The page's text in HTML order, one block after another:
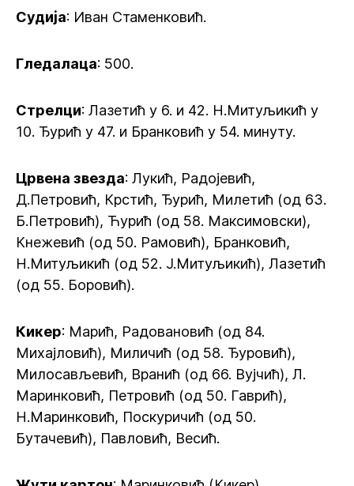
Судија: Иван Стаменковић.
Гледалаца: 500.
Стрелци: Лазетић у 6. и 42. Н.Митуљикић у
10. Ђурић у 47. и Бранковић у 54. минуту.
Црвена звезда: Лукић, Радојевић,
Д.Петровић, Крстић, Ђурић, Милетић (од 63.
Б.Петровић), Ћурић (од 58. Максимовски),
Кнежевић (од 50. Рамовић), Бранковић,
Н.Митуљикић (од 52. Ј.Митуљикић), Лазетић
(од 55. Боровић).
Кикер: Марић, Радовановић (од 84.
Михајловић), Миличић (од 58. Ђуровић),
Милосављевић, Вранић (од 66. Вујчић), Л.
Маринковић, Петровић (од 50. Гаврић),
Н.Маринковић, Поскуричић (од 50.
Бутачевић), Павловић, Весић.